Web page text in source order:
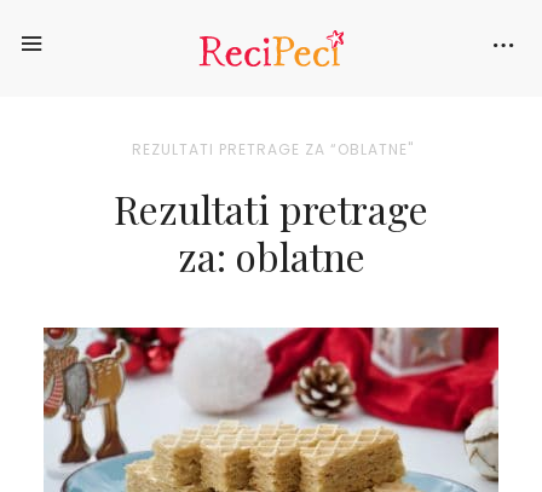
REZULTATI PRETRAGE ZA “OBLATNE"
Rezultati pretrage
za: oblatne